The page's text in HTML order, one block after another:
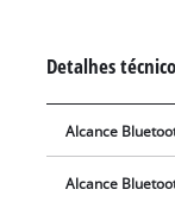
são vendidos em
conjunto de
Detalhes
Alcance
Alcance